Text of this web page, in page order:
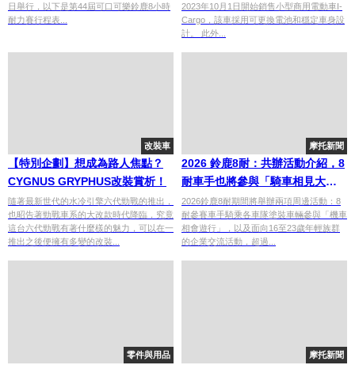
日舉行，以下是第44屆可口可樂鈴鹿8小時
耐力賽行程表...
2023年10月1日開始銷售小型商用電動車I-
Cargo，該車採用可更換電池和穩定車身設
計。 此外...
改裝車
【特別企劃】想成為路人焦點？
CYGNUS GRYPHUS改裝賞析！
隨著最新世代的水冷引擎六代勁戰的推出，
也昭告著勁戰車系的大改款時代降臨，究竟
這台六代勁戰有著什麼樣的魅力，可以在一
推出之後便擁有多變的改裝...
摩托新聞
2026 鈴鹿8耐：共辦活動介紹，8
耐車手也將參與「騎車相見大遊
行」／企業與年輕世代交流活動
「16-23 ＆ 企業交流會」
2026鈴鹿8耐期間將舉辦兩項周邊活動：8
耐參賽車手騎乘各車隊塗裝車輛參與「機車
相會遊行」，以及面向16至23歲年輕族群
的企業交流活動，超過...
零件與用品 摩托新聞